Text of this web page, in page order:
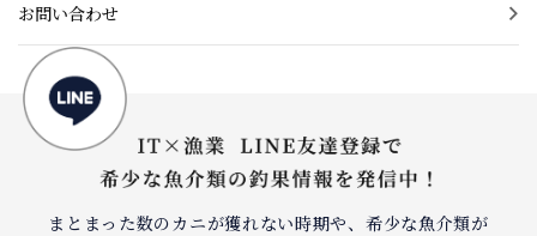
お問い合わせ
まとまった数のカニが獲れない時期や、希少な⿂介類が